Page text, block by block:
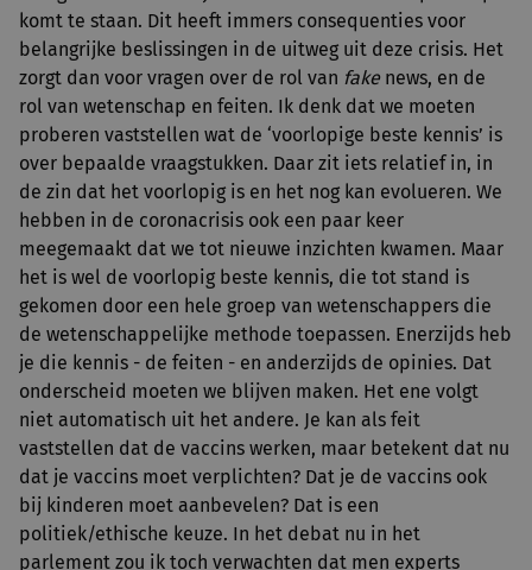
komt te staan. Dit heeft immers consequenties voor
belangrijke beslissingen in de uitweg uit deze crisis. Het
zorgt dan voor vragen over de rol van fake news, en de
rol van wetenschap en feiten. Ik denk dat we moeten
proberen vaststellen wat de ‘voorlopige beste kennis’ is
over bepaalde vraagstukken. Daar zit iets relatief in, in
de zin dat het voorlopig is en het nog kan evolueren. We
hebben in de coronacrisis ook een paar keer
meegemaakt dat we tot nieuwe inzichten kwamen. Maar
het is wel de voorlopig beste kennis, die tot stand is
gekomen door een hele groep van wetenschappers die
de wetenschappelijke methode toepassen. Enerzijds heb
je die kennis - de feiten - en anderzijds de opinies. Dat
onderscheid moeten we blijven maken. Het ene volgt
niet automatisch uit het andere. Je kan als feit
vaststellen dat de vaccins werken, maar betekent dat nu
dat je vaccins moet verplichten? Dat je de vaccins ook
bij kinderen moet aanbevelen? Dat is een
politiek/ethische keuze. In het debat nu in het
parlement zou ik toch verwachten dat men experts